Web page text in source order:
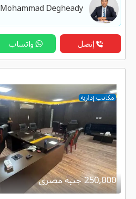
Mohammad Degheady
إتصل واتساب
مكاتب إدارية
250,000 جنية مصرى